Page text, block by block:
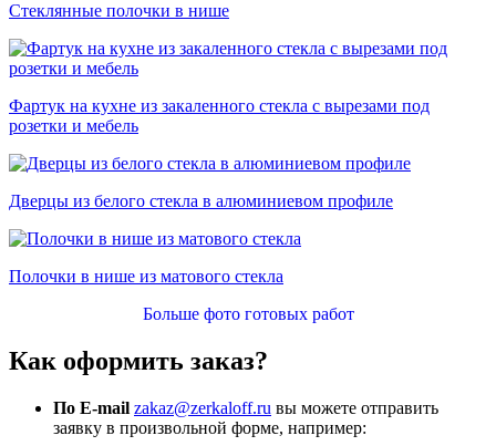
Стеклянные полочки в нише
Фартук на кухне из закаленного стекла с вырезами под
розетки и мебель
Дверцы из белого стекла в алюминиевом профиле
Полочки в нише из матового стекла
Больше фото готовых работ
Как оформить заказ?
По E-mail zakaz@zerkaloff.ru вы можете отправить
заявку в произвольной форме, например: